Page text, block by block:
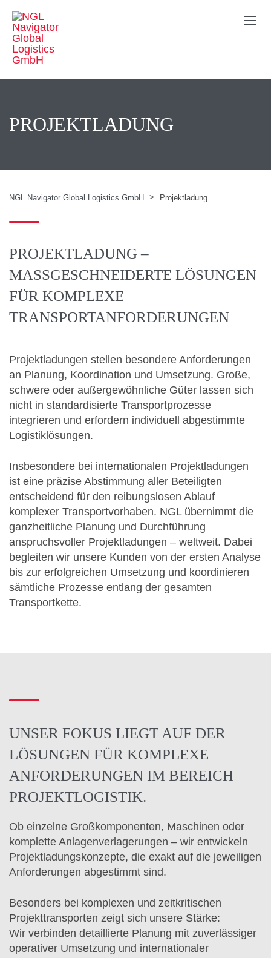
PROJEKTLADUNG
NGL Navigator Global Logistics GmbH > Projektladung
PROJEKTLADUNG –
MASSGESCHNEIDERTE LÖSUNGEN F
ÜR KOMPLEXE T
RANSPORTANFORDERUNGEN
Projektladungen stellen besondere Anforderungen
an Planung, Koordination und Umsetzung. Große,
schwere oder außergewöhnliche Güter lassen sich
nicht in standardisierte Transportprozesse
integrieren und erfordern individuell abgestimmte
Logistiklösungen.
Insbesondere bei internationalen Projektladungen
ist eine präzise Abstimmung aller Beteiligten
entscheidend für den reibungslosen Ablauf
komplexer Transportvorhaben. NGL übernimmt die
ganzheitliche Planung und Durchführung
anspruchsvoller Projektladungen – weltweit. Dabei
begleiten wir unsere Kunden von der ersten Analyse
bis zur erfolgreichen Umsetzung und koordinieren
sämtliche Prozesse entlang der gesamten
Transportkette.
UNSER FOKUS LIEGT AUF DER
LÖSUNGEN FÜR KOMPLEXE
ANFORDERUNGEN IM BEREICH
PROJEKTLOGISTIK.
Ob einzelne Großkomponenten, Maschinen oder
komplette Anlagenverlagerungen – wir entwickeln
Projektladungskonzepte, die exakt auf die jeweiligen
Anforderungen abgestimmt sind.
Besonders bei komplexen und zeitkritischen
Projekttransporten zeigt sich unsere Stärke:
Wir verbinden detaillierte Planung mit zuverlässiger
operativer Umsetzung und internationaler